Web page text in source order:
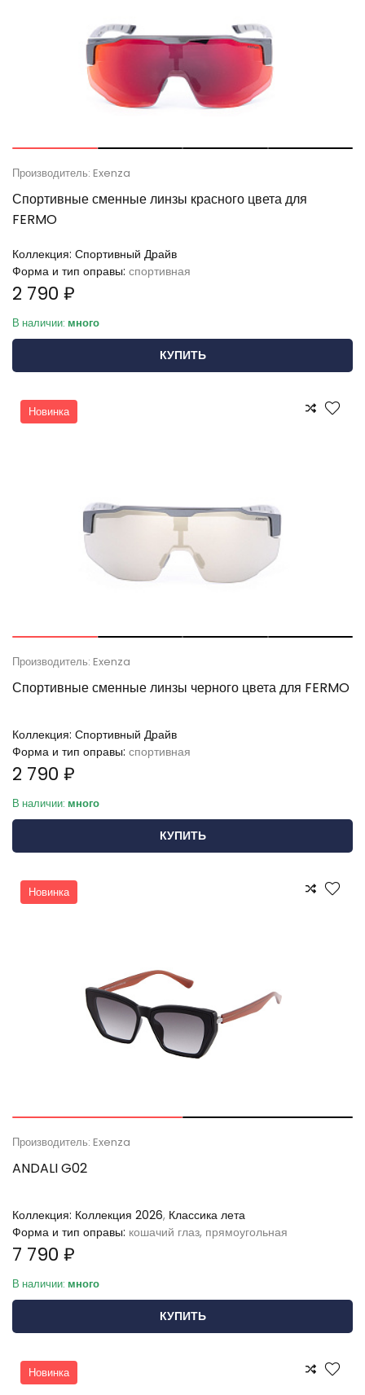
Производитель: Exenza
Спортивные сменные линзы красного цвета для
FERMO
Коллекция: Спортивный Драйв
Форма и тип оправы: спортивная
2 790 ₽
В наличии: много
КУПИТЬ
Новинка
Производитель: Exenza
Спортивные сменные линзы черного цвета для FERMO
Коллекция: Спортивный Драйв
Форма и тип оправы: спортивная
2 790 ₽
В наличии: много
КУПИТЬ
Новинка
Производитель: Exenza
ANDALI G02
Коллекция: Коллекция 2026, Классика лета
Форма и тип оправы: кошачий глаз, прямоугольная
7 790 ₽
В наличии: много
КУПИТЬ
Новинка